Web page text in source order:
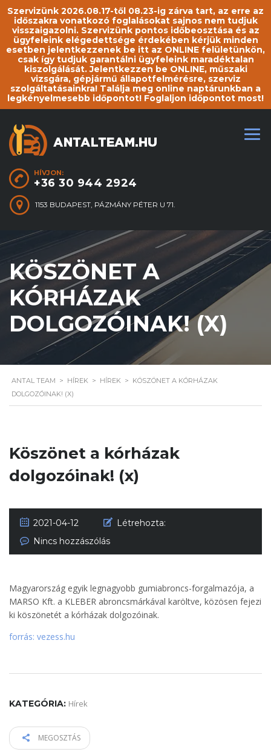
Szervizünk 2026.08.17-től 08.23-ig zárva tart, az erre az
időszakra vonatkozó foglalásokat sajnos nem tudjuk
visszaigazolni. Szervizünk pontos időbeosztása és az
ügyfeleink elégedettsége érdekében kérjük minden
esetben jelentkezzenek be itt az ONLINE felületünkön,
csak így tudjuk garantálni ügyfeleink maradéktalan
kiszolgálását. Jelentkezzen be ONLINE, műszaki
vizsgára, gépjármű állapotfelmérésre, szerviz
szolgáltatásainkra! Találja meg online naptárunkban a
legkényelmesebb időpontot! Foglaljon időpontot most!
HÍVJON:
+36 30 944 2924
1153 BUDAPEST, PÁZMÁNY PÉTER U 71.
KÖSZÖNET A
KÓRHÁZAK
DOLGOZÓINAK! (X)
ANTAL TEAM > HÍREK > HÍREK > KÖSZÖNET A KÓRHÁZAK
DOLGOZÓINAK! (X)
Köszönet a kórházak
dolgozóinak! (x)
2021-04-12
Létrehozta:
Nincs hozzászólás
Magyarország egyik legnagyobb gumiabroncs-forgalmazója, a
MARSO Kft. a KLEBER abroncsmárkával karöltve, közösen fejezi
ki köszönetét a kórházak dolgozóinak.
forrás: vezess.hu
KATEGÓRIA: Hírek
MEGOSZTÁS